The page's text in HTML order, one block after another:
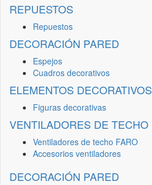
REPUESTOS
Repuestos
DECORACIÓN PARED
Espejos
Cuadros decorativos
ELEMENTOS DECORATIVOS
Figuras decorativas
VENTILADORES DE TECHO
Ventiladores de techo FARO
Accesorios ventiladores
DECORACIÓN PARED